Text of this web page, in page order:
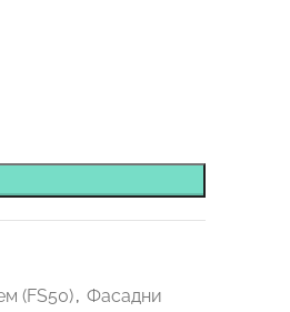
(FS50), Фасадни